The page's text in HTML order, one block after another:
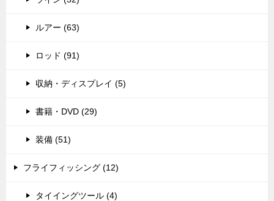
ルアー (63)
ロッド (91)
収納・ディスプレイ (5)
書籍・DVD (29)
装備 (51)
フライフィッシング (12)
タイイングツール (4)